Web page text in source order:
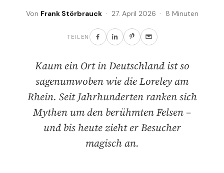
Von Frank Störbrauck· 27. April 2026 · 8 Minuten
TEILEN
Kaum ein Ort in Deutschland ist so
sagenumwoben wie die Loreley am
Rhein. Seit Jahrhunderten ranken sich
Mythen um den berühmten Felsen –
und bis heute zieht er Besucher
magisch an.